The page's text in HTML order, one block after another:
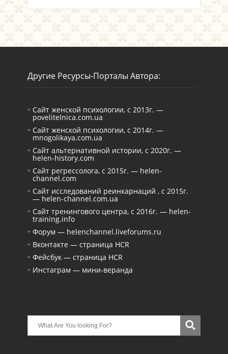
Другие Ресурсы-Порталы Автора:
Сайт женской психологии, с 2013г. —
povelitelnica.com.ua
Сайт женской психологии, с 2014г. —
mnogolikaya.com.ua
Сайт альтернативной истории, с 2020г. —
helen-history.com
Сайт регрессолога, с 2015г. — helen-
channel.com
Сайт исследований реинкарнаций , с 2015г.
— helen-channel.com.ua
Сайт тренингового центра, с 2016г. — helen-
training.info
Форум — helenchannel.liveforums.ru
Вконтакте — страница HCR
Фейсбук — страница HCR
Инстаграм — мини-веранда